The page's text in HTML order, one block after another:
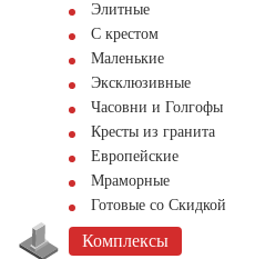
Элитные
С крестом
Маленькие
Эксклюзивные
Часовни и Голгофы
Кресты из гранита
Европейские
Мраморные
Готовые со Скидкой
Комплексы